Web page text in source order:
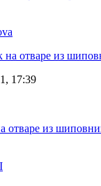
17:39
отваре из